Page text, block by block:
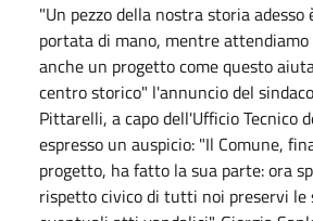
"Un pezzo della nostra storia adesso
portata di mano, mentre
anche un progetto come questo
centro storico" l'annuncio del
Pittarelli, a capo dell'Ufficio Tecnico
espresso un auspicio: "Il Comune,
progetto, ha fatto la sua parte: ora
rispetto civico di tutti noi preservi le